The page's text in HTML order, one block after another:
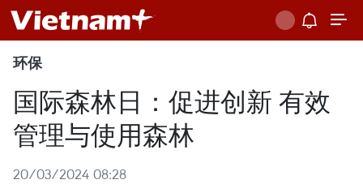
环保
国际森林日：促进创新 有效
管理与使用森林
20/03/2024 08:28